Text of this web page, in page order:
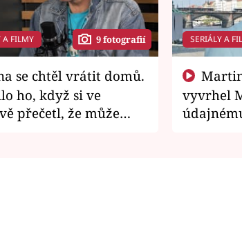
A FILMY 9 fotografií
ho, když si ve
přečetl, že může
SERIÁLY A
vyvrhel